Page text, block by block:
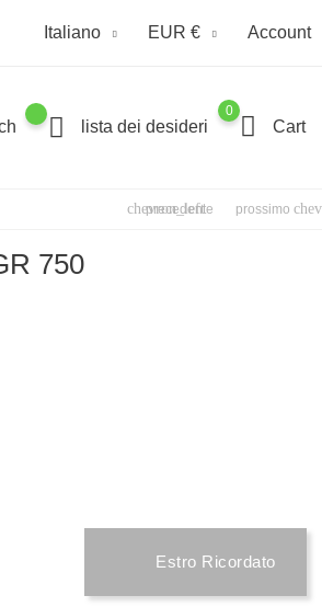
Italiano EUR € Account
lista dei desideri
0
Cart
chevron_left
precedente prossimo
750
Estro Ricordato